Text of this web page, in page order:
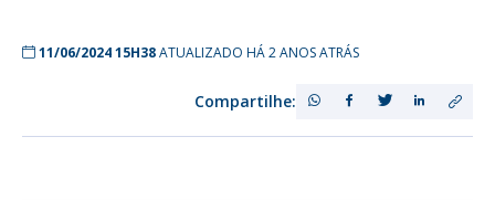
11/06/2024 15H38ATUALIZADO HÁ 2 ANOS ATRÁS
Compartilhe: